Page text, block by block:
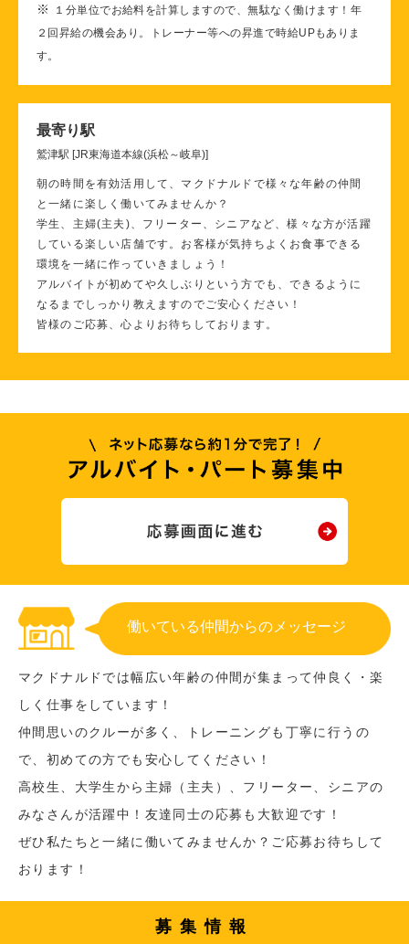
※
１分単位でお給料を計算しますので、無駄なく働けます！年
２回昇給の機会あり。トレーナー等への昇進で時給UPもありま
す。
最寄り駅
鷲津駅 [JR東海道本線(浜松～岐阜)]
朝の時間を有効活用して、マクドナルドで様々な年齢の仲間
と一緒に楽しく働いてみませんか？
学生、主婦(主夫)、フリーター、シニアなど、様々な方が活躍
している楽しい店舗です。お客様が気持ちよくお食事できる
環境を一緒に作っていきましょう！
アルバイトが初めてや久しぶりという方でも、できるように
なるまでしっかり教えますのでご安心ください！
皆様のご応募、心よりお待ちしております。
働いている仲間からのメッセージ
マクドナルドでは幅広い年齢の仲間が集まって仲良く・楽
しく仕事をしています！
仲間思いのクルーが多く、トレーニングも丁寧に行うの
で、初めての方でも安心してください！
高校生、大学生から主婦（主夫）、フリーター、シニアの
みなさんが活躍中！友達同士の応募も大歓迎です！
ぜひ私たちと一緒に働いてみませんか？ご応募お待ちして
おります！
募集情報